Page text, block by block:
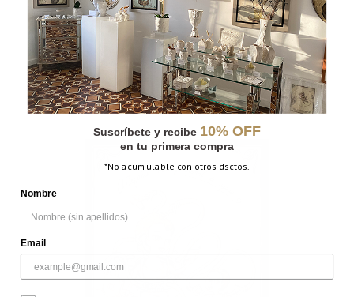
MISIL
Suscríbete y recibe 10% OFF
en tu primera compra
*No acumulable con otros dsctos.
Nombre
Email